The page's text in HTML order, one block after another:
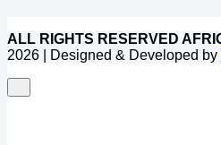
ALL RIGHTS RESERVED
2026 | Designed & Developed by